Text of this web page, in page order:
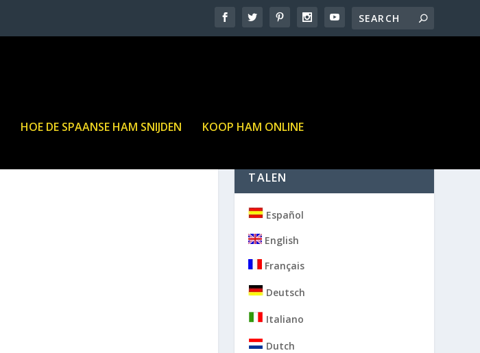
HOE DE SPAANSE HAM SNIJDEN KOOP HAM ONLINE
TALEN
Español
English
Français
Deutsch
Italiano
Dutch